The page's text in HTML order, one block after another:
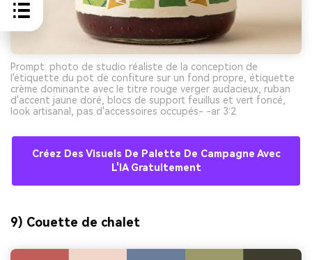
Prompt: photo de studio réaliste de la conception de
l'étiquette du pot de confiture sur un fond propre, étiquette
crème dominante avec le titre rouge verger audacieux, ruban
d'accent jaune doré, blocs de support feuillus et vert foncé,
look artisanal, pas d'accessoires occupés- -ar 3:2
Créez Des Visuels De Palette De Campagne Avec
L'IA Gratuitement
9) Couette de chalet